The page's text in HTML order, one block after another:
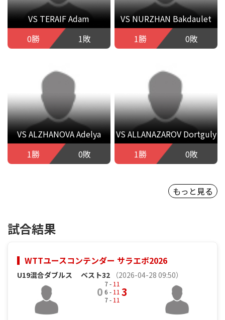
VS TERAIF Adam
0勝
1敗
VS NURZHAN Bakdaulet
1勝
0敗
VS ALZHANOVA Adelya
1勝
0敗
VS ALLANAZAROV Dortguly
1勝
0敗
もっと見る
試合結果
WTTユースコンテンダー サラエボ2026
U19混合ダブルス ベスト32 （2026-04-28 09:50）
0
7 - 11
6 - 11
7 - 11
3